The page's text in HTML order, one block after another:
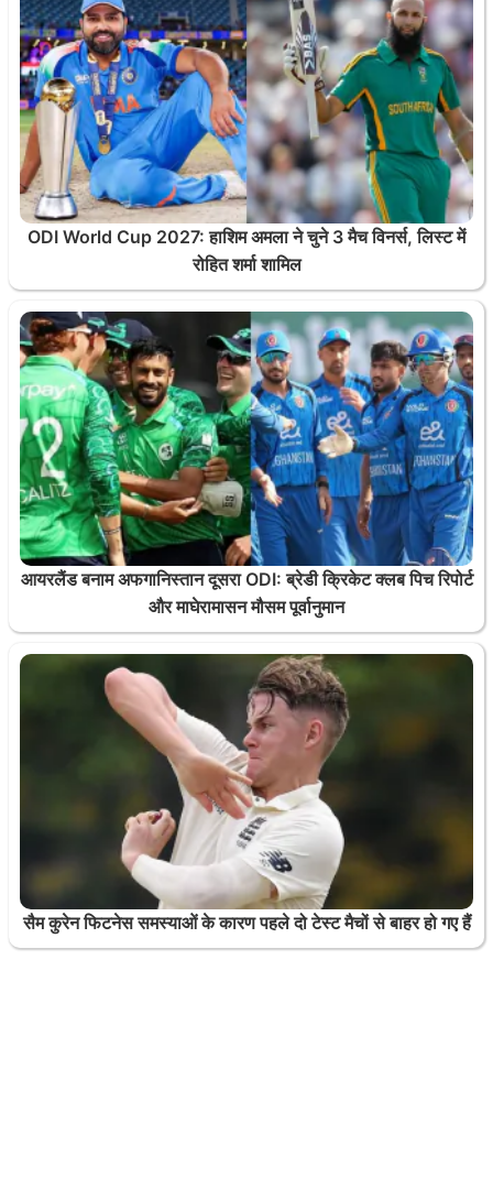
ODI World Cup 2027: हाशिम अमला ने चुने 3 मैच विनर्स, लिस्ट में
रोहित शर्मा शामिल
आयरलैंड बनाम अफगानिस्तान दूसरा ODI: ब्रेडी क्रिकेट क्लब पिच रिपोर्ट
और माघेरामासन मौसम पूर्वानुमान
सैम कुरेन फिटनेस समस्याओं के कारण पहले दो टेस्ट मैचों से बाहर हो गए हैं